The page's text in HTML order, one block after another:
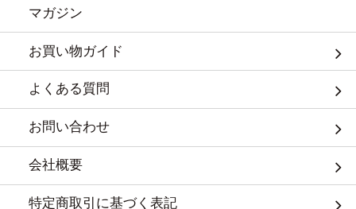
マガジン
お買い物ガイド
よくある質問
お問い合わせ
会社概要
特定商取引に基づく表記